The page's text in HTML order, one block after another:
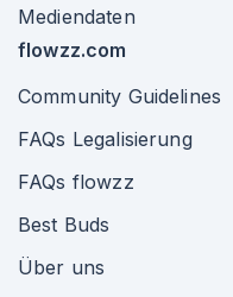
Mediendaten
flowzz.com
Community Guidelines
FAQs Legalisierung
FAQs flowzz
Best Buds
Über uns